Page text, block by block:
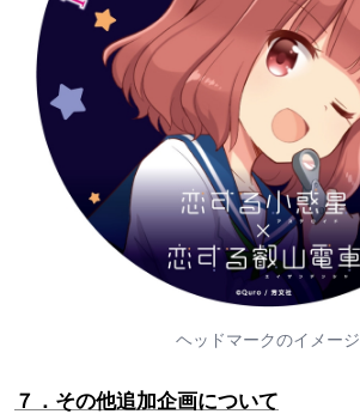
ヘッドマークのイメージ
７．その他追加企画について